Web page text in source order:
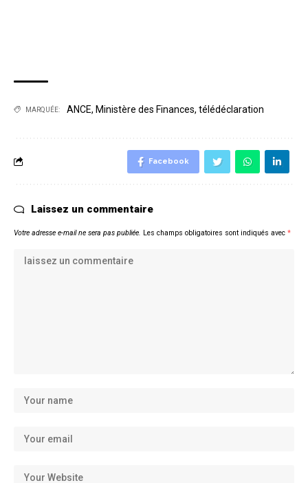
MARQUÉE: ANCE, Ministère des Finances, télédéclaration
Facebook
Laissez un commentaire
Votre adresse e-mail ne sera pas publiée. Les champs obligatoires sont indiqués avec *